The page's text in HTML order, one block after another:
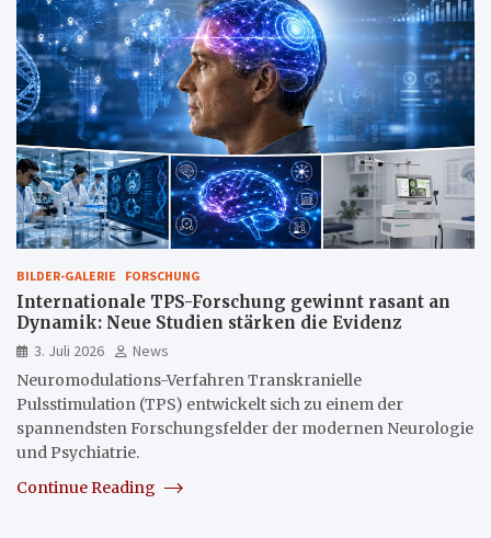
BILDER-GALERIE FORSCHUNG
Internationale TPS-Forschung gewinnt rasant an
Dynamik: Neue Studien stärken die Evidenz
3. Juli 2026
News
Neuromodulations-Verfahren Transkranielle
Pulsstimulation (TPS) entwickelt sich zu einem der
spannendsten Forschungsfelder der modernen Neurologie
und Psychiatrie.
Continue Reading